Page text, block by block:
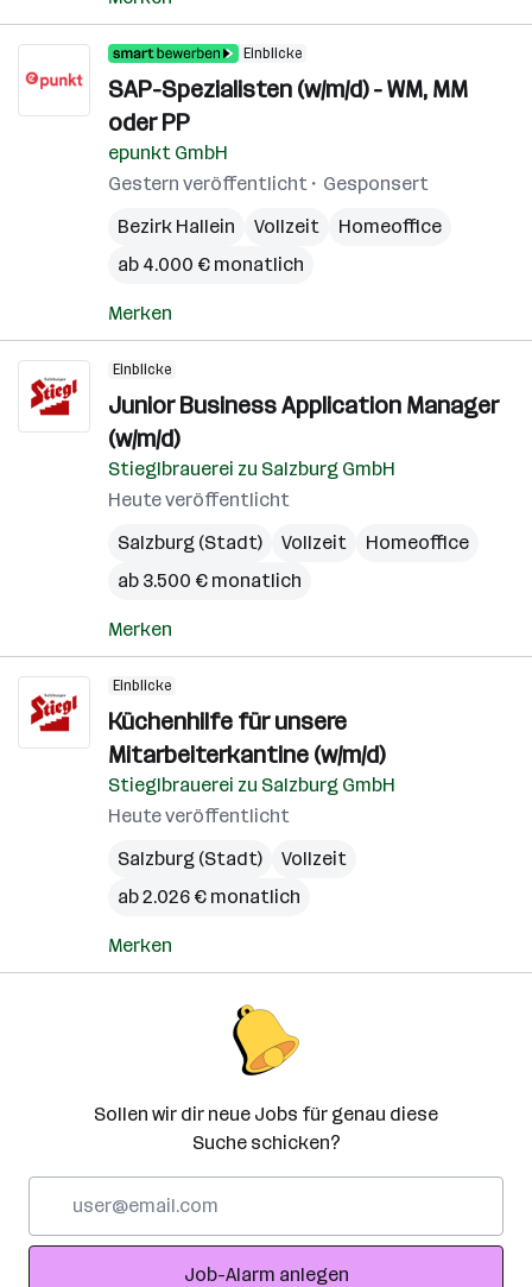
Einblicke
SAP-Spezialisten (w/m/d) - WM, MM
oder PP
epunkt GmbH
Gestern veröffentlicht
Gesponsert
Bezirk Hallein
Vollzeit
Homeoffice
ab 4.000 € monatlich
Merken
Einblicke
Junior Business Application Manager
(w/m/d)
Stieglbrauerei zu Salzburg GmbH
Heute veröffentlicht
Salzburg (Stadt)
Vollzeit
Homeoffice
ab 3.500 € monatlich
Merken
Einblicke
Küchenhilfe für unsere
Mitarbeiterkantine (w/m/d)
Stieglbrauerei zu Salzburg GmbH
Heute veröffentlicht
Salzburg (Stadt)
Vollzeit
ab 2.026 € monatlich
Merken
Sollen wir dir neue Jobs für genau diese
Suche schicken?
Adresse
Job-Alarm anlegen